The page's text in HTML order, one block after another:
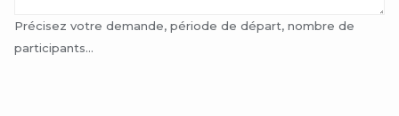
Précisez votre demande, période de départ, nombre de
participants...